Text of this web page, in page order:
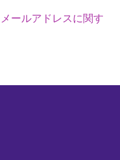
ールアドレスに関す